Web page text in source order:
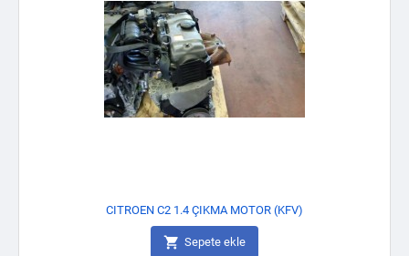
CITROEN C2 1.4 ÇIKMA MOTOR (KFV)
 Sepete ekle